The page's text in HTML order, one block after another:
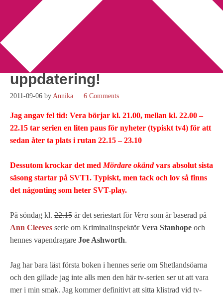
böcker nu på tv – uppdatering!
Filmatisering av Ann
Cleeves böcker nu på tv –
uppdatering!
2011-09-06 by Annika 6 Comments
Jag angav fel tid: Vera börjar kl. 21.00, mellan kl. 22.00 –
22.15 tar serien en liten paus för nyheter (typiskt tv4) för att
sedan åter ta plats i rutan 22.15 – 23.10
Dessutom krockar det med Mördare okändvars absolut sista
säsong startar på SVT1. Typiskt, men tack och lov så finns
det någonting som heter SVT-play.
På söndag kl. 22.15 är det seriestart för Vera som är baserad på
Ann Cleeves serie om KriminalinspektörVera Stanhope och
hennes vapendragare Joe Ashworth.
Jag har bara läst första boken i hennes serie om Shetlandsöarna
och den gillade jag inte alls men den här tv-serien ser ut att vara
mer i min smak. Jag kommer definitivt att sitta klistrad vid tv-